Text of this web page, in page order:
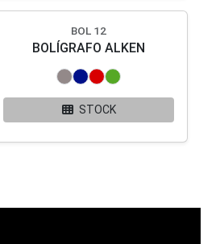
BOL 12
BOLÍGRAFO ALKEN
STOCK